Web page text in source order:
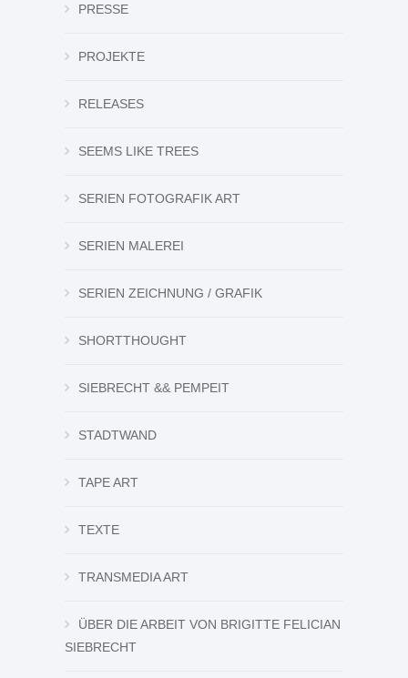
PRESSE
PROJEKTE
RELEASES
SEEMS LIKE TREES
SERIEN FOTOGRAFIK ART
SERIEN MALEREI
SERIEN ZEICHNUNG / GRAFIK
SHORTTHOUGHT
SIEBRECHT && PEMPEIT
STADTWAND
TAPE ART
TEXTE
TRANSMEDIA ART
ÜBER DIE ARBEIT VON BRIGITTE FELICIAN
SIEBRECHT